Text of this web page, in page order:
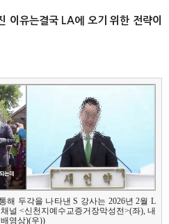
이유는결국 LA에 오기 위한 전략이
해 두각을 나타낸 S 강사는 2026년 2월 L
널 <신천지예수교증거장막성전>(좌), 내